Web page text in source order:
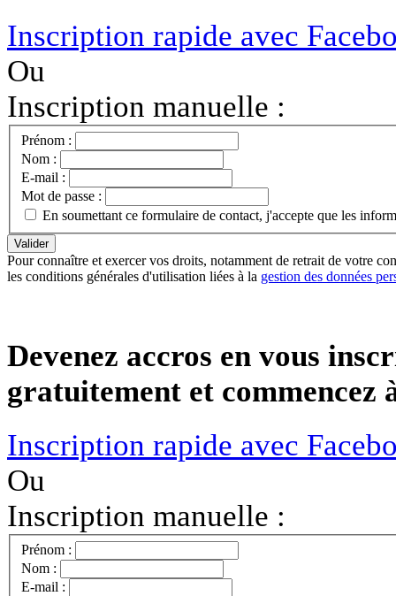
Inscription rapide avec
Ou
Inscription manuelle :
Prénom :
Nom :
E-mail :
Mot de passe :
En soumettant ce formulaire de contact, j'accepte que les
Pour connaître et exercer vos droits, notamment de retrait de votre
les conditions générales d'utilisation liées à la gestion des données
Devenez accros en vous
gratuitement et
Inscription rapide avec
Ou
Inscription manuelle :
Prénom :
Nom :
E-mail :